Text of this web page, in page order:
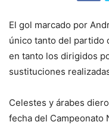
El gol marcado por
único tanto del partido
en tanto los dirigidos
sustituciones
Celestes y árabes
fecha del Campeonato